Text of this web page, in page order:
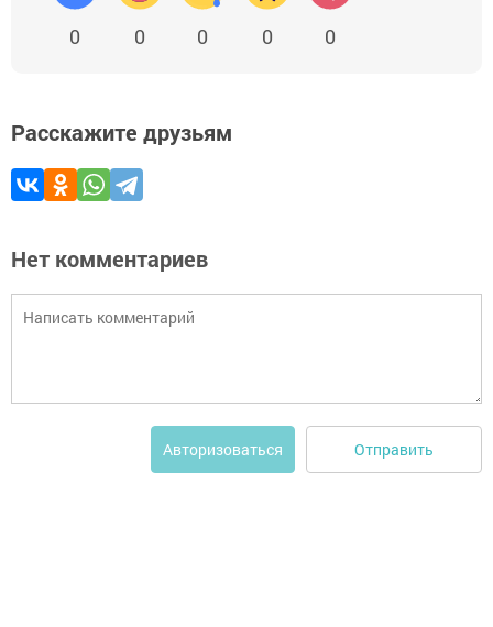
0 0 0 0 0
Расскажите друзьям
Нет комментариев
Авторизоваться Отправить